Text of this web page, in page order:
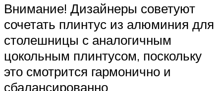
Внимание! Дизайнеры советуют
сочетать плинтус из алюминия для
столешницы с аналогичным
цокольным плинтусом, поскольку
это смотрится гармонично и
сбалансированно